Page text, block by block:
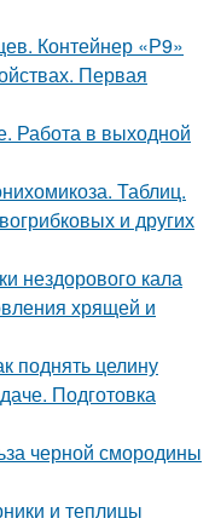
Контейнер «Р9»
Первая
Работа в выходной
Таблиц.
и других
нездорового кала
хрящей и
поднять целину
Подготовка
черной смородины
и теплицы